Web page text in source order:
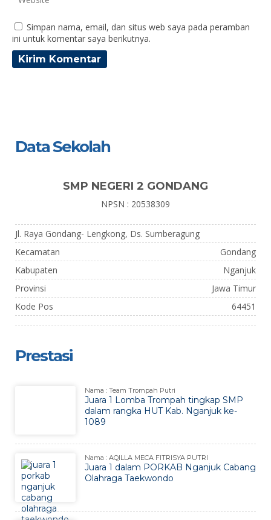
Simpan nama, email, dan situs web saya pada peramban
ini untuk komentar saya berikutnya.
Data Sekolah
SMP NEGERI 2 GONDANG
NPSN : 20538309
Jl. Raya Gondang- Lengkong, Ds. Sumberagung
Kecamatan
Gondang
Kabupaten
Nganjuk
Provinsi
Jawa Timur
Kode Pos
64451
Prestasi
Nama : Team Trompah Putri
Juara 1 Lomba Trompah tingkap SMP
dalam rangka HUT Kab. Nganjuk ke-
1089
Nama : AQILLA MECA FITRISYA PUTRI
Juara 1 dalam PORKAB Nganjuk Cabang
Olahraga Taekwondo